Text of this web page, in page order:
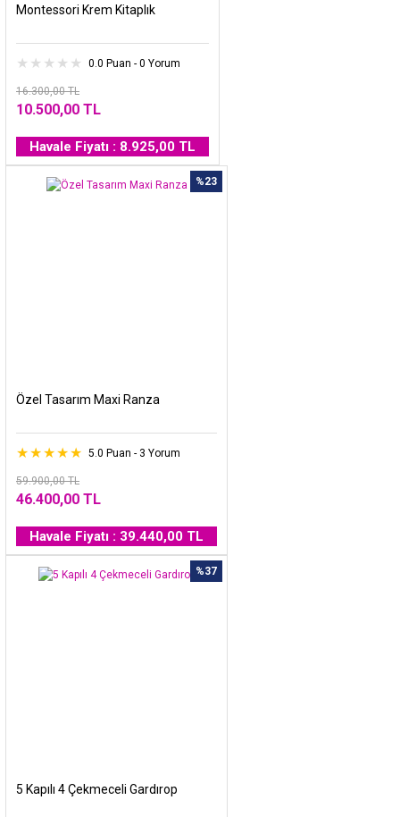
Montessori Krem Kitaplık
0.0 Puan - 0 Yorum
16.300,00 TL
10.500,00 TL
Havale Fiyatı : 8.925,00 TL
%23
Özel Tasarım Maxi Ranza
5.0 Puan - 3 Yorum
59.900,00 TL
46.400,00 TL
Havale Fiyatı : 39.440,00 TL
%37
5 Kapılı 4 Çekmeceli Gardırop